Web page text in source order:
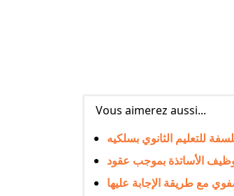
Vous aimerez aussi...
الأساتذة بموجب عقود
مع طريقة الإجابة عليها